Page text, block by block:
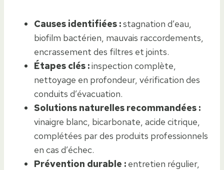
Causes identifiées :stagnation d’eau,
biofilm bactérien, mauvais raccordements,
encrassement des filtres et joints.
Étapes clés :inspection complète,
nettoyage en profondeur, vérification des
conduits d’évacuation.
Solutions naturelles recommandées :
vinaigre blanc, bicarbonate, acide citrique,
complétées par des produits professionnels
en cas d’échec.
Prévention durable : entretien régulier,